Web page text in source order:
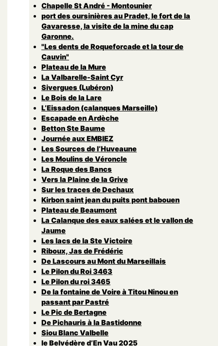
Chapelle St André - Montounier
port des oursinières au Pradet, le fort de la
Gavaresse, la visite de la mine du cap
Garonne.
"Les dents de Roqueforcade et la tour de
Cauvin"
Plateau de la Mure
La Valbarelle-Saint Cyr
Sivergues (Lubéron)
Le Bois de la Lare
L’Eissadon (calanques Marseille)
Escapade en Ardèche
Betton Ste Baume
Journée aux EMBIEZ
Les Sources de l’Huveaune
Les Moulins de Véroncle
La Roque des Bancs
Vers la Plaine de la Grive
Sur les traces de Dechaux
Kirbon saint jean du puits pont babouen
Plateau de Beaumont
La Calanque des eaux salées et le vallon de
Jaume
Les lacs de la Ste Victoire
Riboux, Jas de Frédéric
De Lascours au Mont du Marseillais
Le Pilon du Roi 3463
Le Pilon du roi 3465
De la fontaine de Voire à Titou Ninou en
passant par Pastré
Le Pic de Bertagne
De Pichauris à la Bastidonne
Siou Blanc Valbelle
le Belvédère d’En Vau 2025